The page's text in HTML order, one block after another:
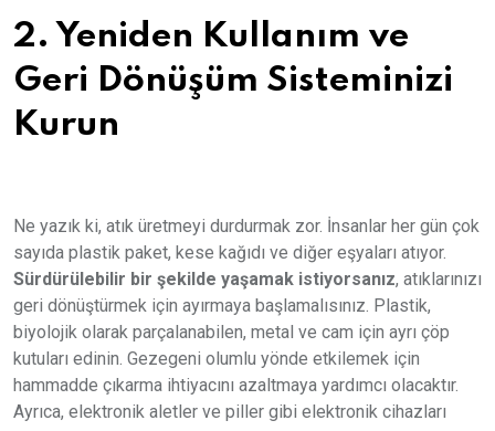
2. Yeniden Kullanım ve
Geri Dönüşüm Sisteminizi
Kurun
Ne yazık ki, atık üretmeyi durdurmak zor. İnsanlar her gün çok
sayıda plastik paket, kese kağıdı ve diğer eşyaları atıyor.
Sürdürülebilir bir şekilde yaşamak istiyorsanız, atıklarınızı
geri dönüştürmek için ayırmaya başlamalısınız. Plastik,
biyolojik olarak parçalanabilen, metal ve cam için ayrı çöp
kutuları edinin. Gezegeni olumlu yönde etkilemek için
hammadde çıkarma ihtiyacını azaltmaya yardımcı olacaktır.
Ayrıca, elektronik aletler ve piller gibi elektronik cihazları